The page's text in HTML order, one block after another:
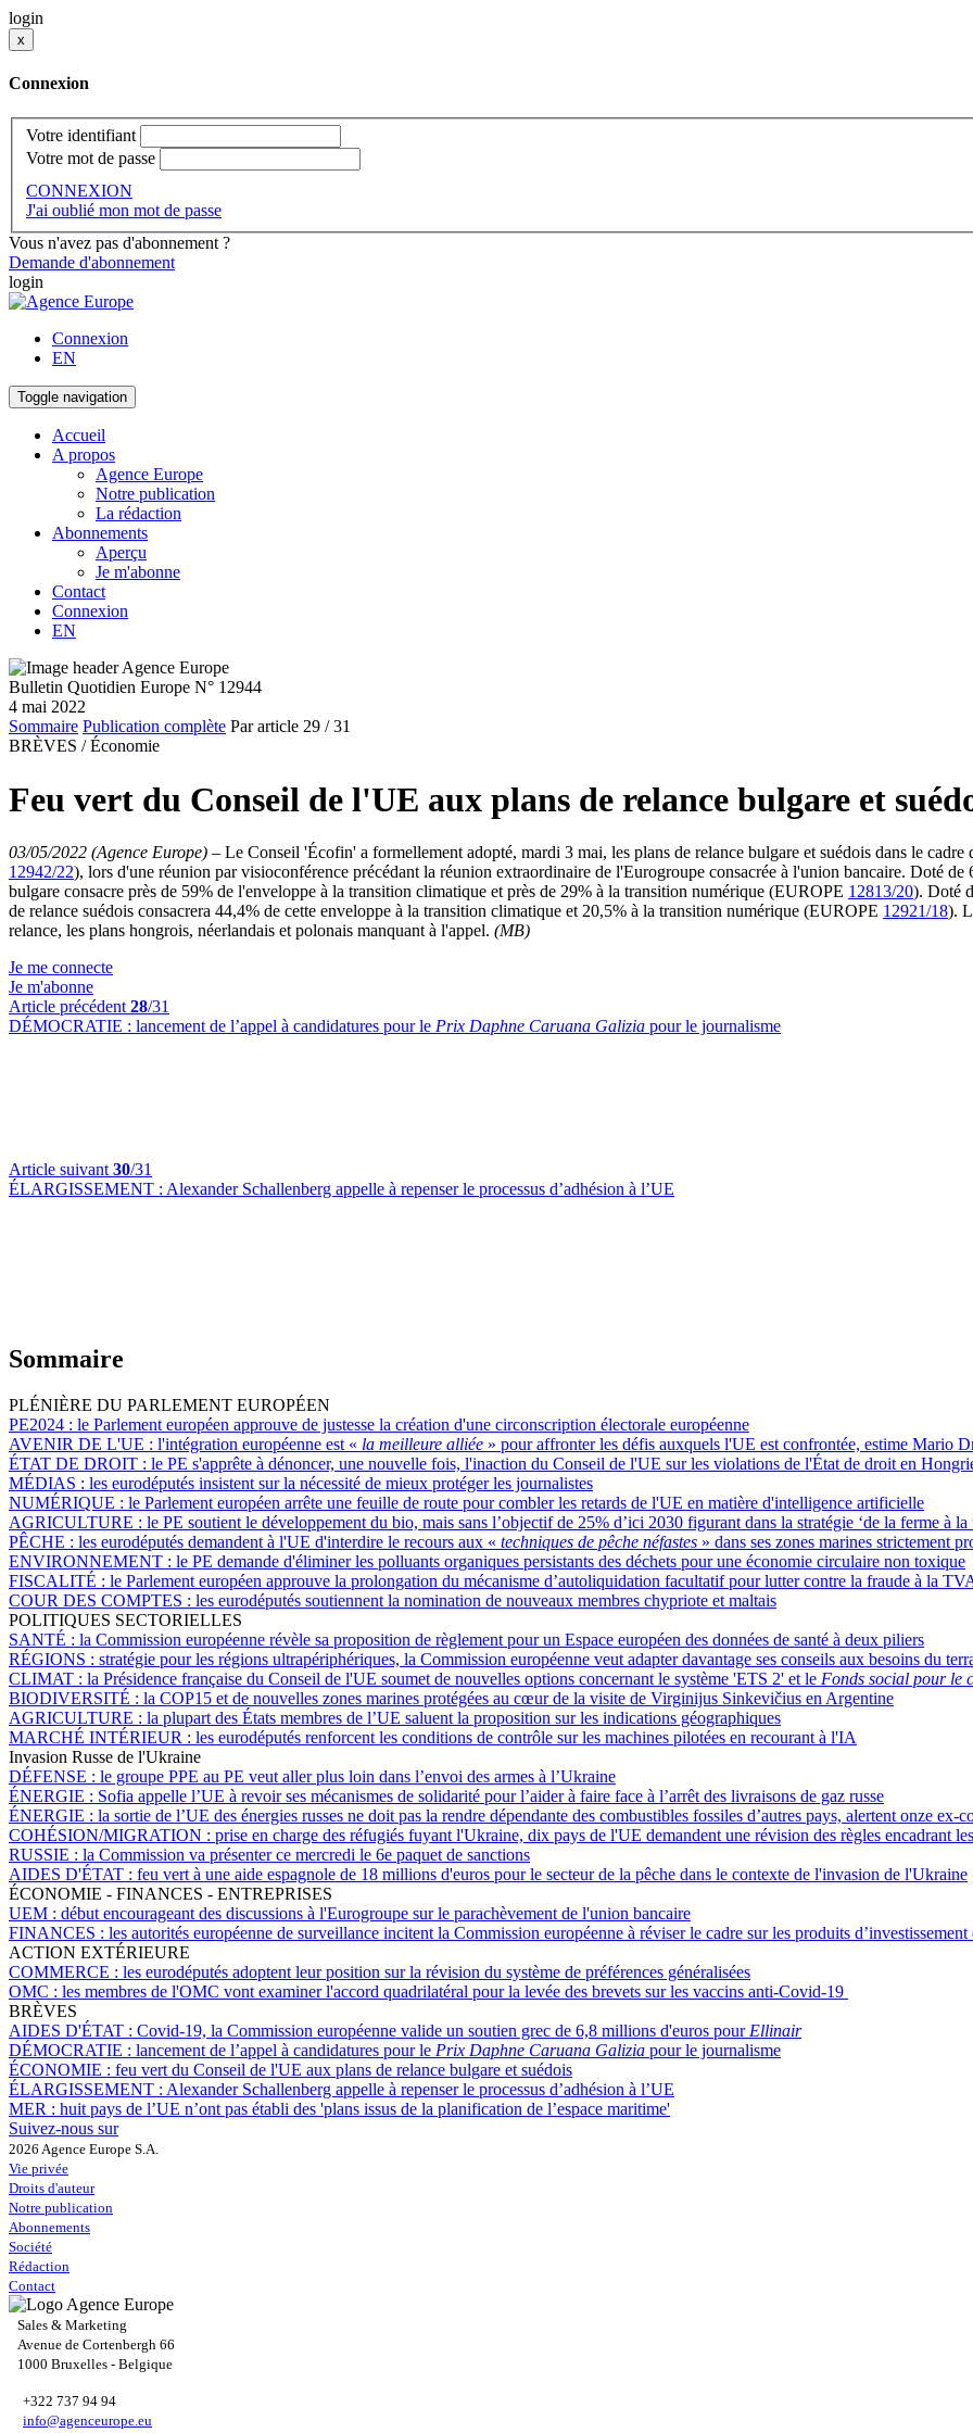
login
x
Connexion
Votre identifiant
Votre mot de passe
CONNEXION
J'ai oublié mon mot de passe
Vous n'avez pas d'abonnement ?
Demande d'abonnement
login
Connexion
EN
Toggle navigation
Accueil
A propos
Agence Europe
Notre publication
La rédaction
Abonnements
Aperçu
Je m'abonne
Contact
Connexion
EN
Bulletin Quotidien Europe N° 12944
4 mai 2022
Sommaire Publication complète Par article 29 / 31
BRÈVES / Économie
Feu vert du Conseil de l'UE aux plans de relance bulgare et
03/05/2022 (Agence Europe) – Le Conseil 'Écofin' a formellement adopté, mardi 3 mai, les plans de relance bulgare et suédois dans le cadre
12942/22), lors d'une réunion par visioconférence précédant la réunion extraordinaire de l'Eurogroupe consacrée à l'union bancaire. Doté
bulgare consacre près de 59% de l'enveloppe à la transition climatique et près de 29% à la transition numérique (EUROPE 12813/20). Doté
de relance suédois consacrera 44,4% de cette enveloppe à la transition climatique et 20,5% à la transition numérique (EUROPE 12921/18).
relance, les plans hongrois, néerlandais et polonais manquant à l'appel. (MB)
Je me connecte
Je m'abonne
Article précédent 28/31
DÉMOCRATIE : lancement de l’appel à candidatures pour le Prix Daphne Caruana Galizia pour le journalisme
Article suivant 30/31
ÉLARGISSEMENT : Alexander Schallenberg appelle à repenser le processus d’adhésion à l’UE
Sommaire
PLÉNIÈRE DU PARLEMENT EUROPÉEN
PE2024 : le Parlement européen approuve de justesse la création d'une circonscription électorale européenne
AVENIR DE L'UE : l'intégration européenne est « la meilleure alliée » pour affronter les défis auxquels l'UE est confrontée, estime Mario
ÉTAT DE DROIT : le PE s'apprête à dénoncer, une nouvelle fois, l'inaction du Conseil de l'UE sur les violations de l'État de droit en
MÉDIAS : les eurodéputés insistent sur la nécessité de mieux protéger les journalistes
NUMÉRIQUE : le Parlement européen arrête une feuille de route pour combler les retards de l'UE en matière d'intelligence artificielle
AGRICULTURE : le PE soutient le développement du bio, mais sans l’objectif de 25% d’ici 2030 figurant dans la stratégie ‘de la ferme à la
PÊCHE : les eurodéputés demandent à l'UE d'interdire le recours aux « techniques de pêche néfastes » dans ses zones marines strictement
ENVIRONNEMENT : le PE demande d'éliminer les polluants organiques persistants des déchets pour une économie circulaire non toxique
FISCALITÉ : le Parlement européen approuve la prolongation du mécanisme d’autoliquidation facultatif pour lutter contre la fraude à la
COUR DES COMPTES : les eurodéputés soutiennent la nomination de nouveaux membres chypriote et maltais
POLITIQUES SECTORIELLES
SANTÉ : la Commission européenne révèle sa proposition de règlement pour un Espace européen des données de santé à deux piliers
RÉGIONS : stratégie pour les régions ultrapériphériques, la Commission européenne veut adapter davantage ses conseils aux besoins du
CLIMAT : la Présidence française du Conseil de l'UE soumet de nouvelles options concernant le système 'ETS 2' et le Fonds social pour le
BIODIVERSITÉ : la COP15 et de nouvelles zones marines protégées au cœur de la visite de Virginijus Sinkevičius en Argentine
AGRICULTURE : la plupart des États membres de l’UE saluent la proposition sur les indications géographiques
MARCHÉ INTÉRIEUR : les eurodéputés renforcent les conditions de contrôle sur les machines pilotées en recourant à l'IA
Invasion Russe de l'Ukraine
DÉFENSE : le groupe PPE au PE veut aller plus loin dans l’envoi des armes à l’Ukraine
ÉNERGIE : Sofia appelle l’UE à revoir ses mécanismes de solidarité pour l’aider à faire face à l’arrêt des livraisons de gaz russe
ÉNERGIE : la sortie de l’UE des énergies russes ne doit pas la rendre dépendante des combustibles fossiles d’autres pays, alertent onze ex-
COHÉSION/MIGRATION : prise en charge des réfugiés fuyant l'Ukraine, dix pays de l'UE demandent une révision des règles encadrant
RUSSIE : la Commission va présenter ce mercredi le 6e paquet de sanctions
AIDES D'ÉTAT : feu vert à une aide espagnole de 18 millions d'euros pour le secteur de la pêche dans le contexte de l'invasion de l'Ukraine
ÉCONOMIE - FINANCES - ENTREPRISES
UEM : début encourageant des discussions à l'Eurogroupe sur le parachèvement de l'union bancaire
FINANCES : les autorités européenne de surveillance incitent la Commission européenne à réviser le cadre sur les produits d’investissement
ACTION EXTÉRIEURE
COMMERCE : les eurodéputés adoptent leur position sur la révision du système de préférences généralisées
OMC : les membres de l'OMC vont examiner l'accord quadrilatéral pour la levée des brevets sur les vaccins anti-Covid-19
BRÈVES
AIDES D'ÉTAT : Covid-19, la Commission européenne valide un soutien grec de 6,8 millions d'euros pour Ellinair
DÉMOCRATIE : lancement de l’appel à candidatures pour le Prix Daphne Caruana Galizia pour le journalisme
ÉCONOMIE : feu vert du Conseil de l'UE aux plans de relance bulgare et suédois
ÉLARGISSEMENT : Alexander Schallenberg appelle à repenser le processus d’adhésion à l’UE
MER : huit pays de l’UE n’ont pas établi des 'plans issus de la planification de l’espace maritime'
Suivez-nous sur
2026 Agence Europe S.A.
Vie privée
Droits d'auteur
Notre publication
Abonnements
Société
Rédaction
Contact
Sales & Marketing
Avenue de Cortenbergh 66
1000 Bruxelles - Belgique
+322 737 94 94
info@agenceurope.eu